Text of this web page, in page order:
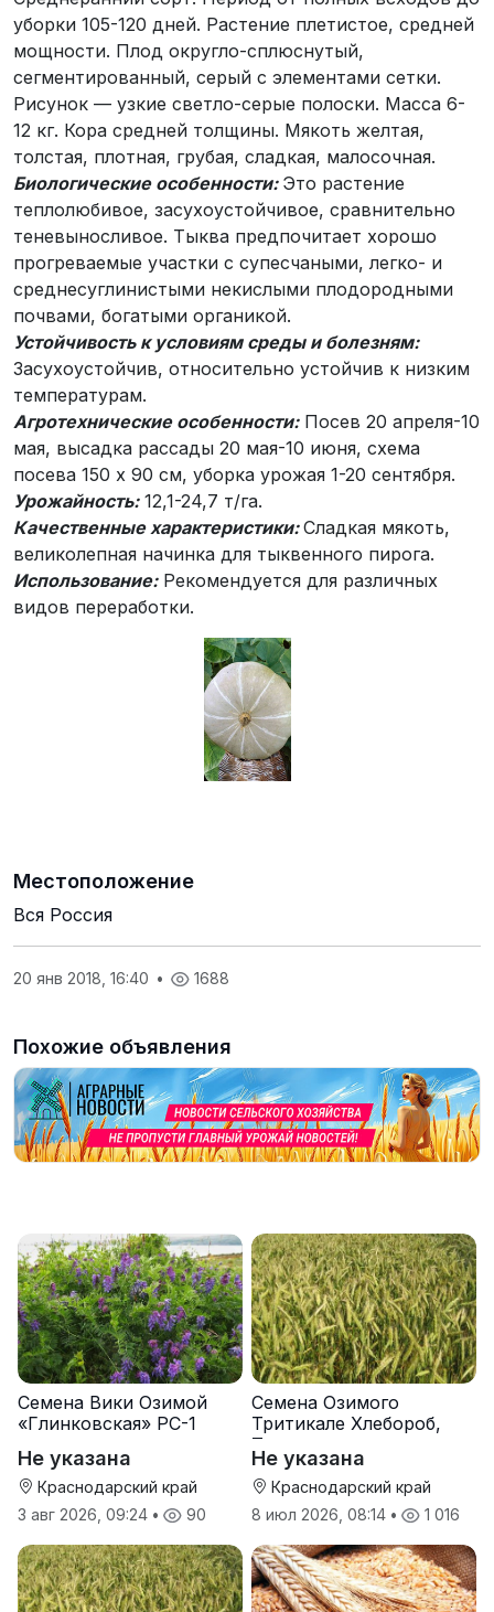
уборки 105-120 дней. Растение плетистое, средней
мощности. Плод округло-сплюснутый,
сегментированный, серый с элементами сетки.
Рисунок — узкие светло-серые полоски. Масса 6-
12 кг. Кора средней толщины. Мякоть желтая,
толстая, плотная, грубая, сладкая, малосочная.
Биологические особенности: Это растение
теплолюбивое, засухоустойчивое, сравнительно
теневыносливое. Тыква предпочитает хорошо
прогреваемые участки с супесчаными, легко- и
среднесуглинистыми некислыми плодородными
почвами, богатыми органикой.
Устойчивость к условиям среды и болезням:
Засухоустойчив, относительно устойчив к низким
температурам.
Агротехнические особенности:Посев 20 апреля-10
мая, высадка рассады 20 мая-10 июня, схема
посева 150 х 90 см, уборка урожая 1-20 сентября.
Урожайность:12,1-24,7 т/га.
Качественные характеристики:Сладкая мякоть,
великолепная начинка для тыквенного пирога.
Использование:Рекомендуется для различных
видов переработки.
Местоположение
Вся Россия
20 янв 2018, 16:40 • 1688
Похожие объявления
Семена Вики Озимой
«Глинковская» РС-1
Не указана
Краснодарский край
3 авг 2026, 09:24 • 90
Семена Озимого
Тритикале Хлебороб,
Тихон
Не указана
Краснодарский край
8 июл 2026, 08:14 • 1 016